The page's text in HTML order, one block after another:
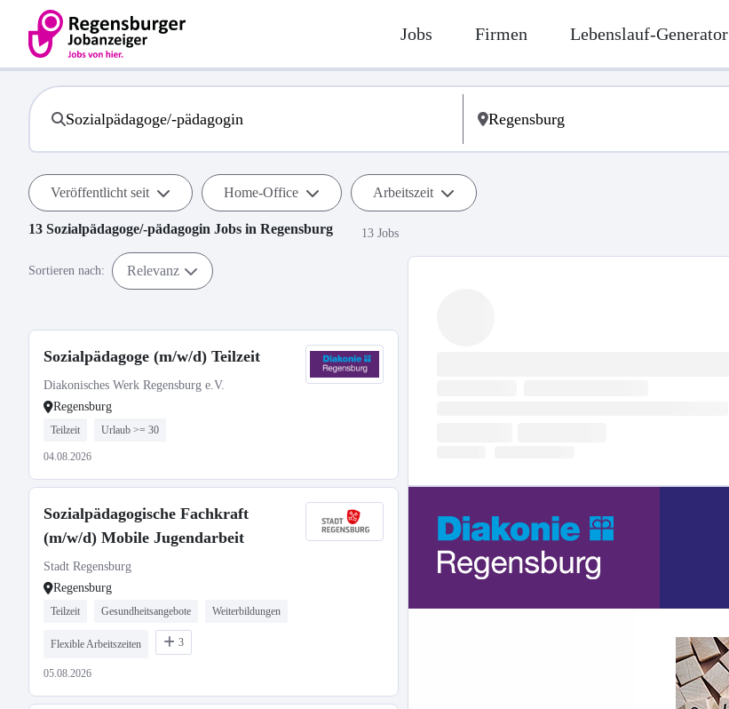
Jobs Firmen Lebenslauf-Generator
Veröffentlicht seit Home-Office Arbeitszeit
13 Sozialpädagoge/-pädagogin Jobs in Regensburg 13 Jobs
Sortieren nach: Relevanz
Sozialpädagoge (m/w/d) Teilzeit
Diakonisches Werk Regensburg e.V.
Regensburg
Teilzeit Urlaub >= 30
04.08.2026
Sozialpädagogische Fachkraft
(m/w/d) Mobile Jugendarbeit
Stadt Regensburg
Regensburg
Teilzeit Gesundheitsangebote Weiterbildungen
Flexible Arbeitszeiten 3
05.08.2026